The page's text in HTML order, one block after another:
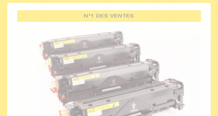
N°1 DES VENTES